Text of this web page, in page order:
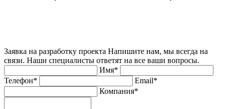
Заявка на разработку проекта Напишите нам, мы всегда на
связи. Наши специалисты ответят на все ваши вопросы.
Имя*
Телефон*
Email*
Компания*